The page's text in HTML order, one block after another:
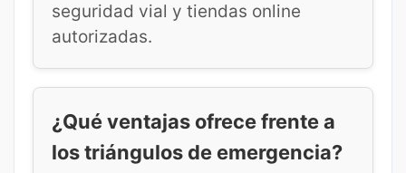
seguridad vial y tiendas online
autorizadas.
¿Qué ventajas ofrece frente a
los triángulos de emergencia?